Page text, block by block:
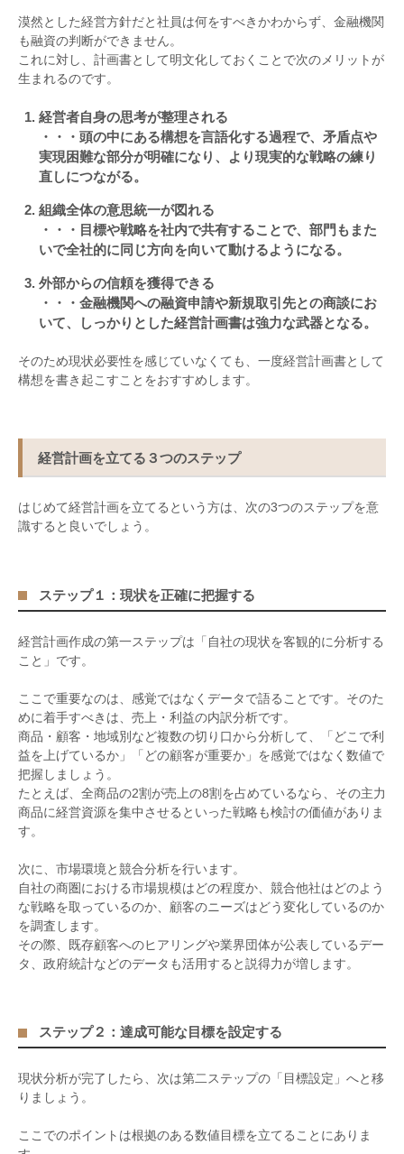
漠然とした経営方針だと社員は何をすべきかわからず、金融機関
も融資の判断ができません。
これに対し、計画書として明文化しておくことで次のメリットが
生まれるのです。
経営者自身の思考が整理される
・・・頭の中にある構想を言語化する過程で、矛盾点や
実現困難な部分が明確になり、より現実的な戦略の練り
直しにつながる。
組織全体の意思統一が図れる
・・・目標や戦略を社内で共有することで、部門もまた
いで全社的に同じ方向を向いて動けるようになる。
外部からの信頼を獲得できる
・・・金融機関への融資申請や新規取引先との商談にお
いて、しっかりとした経営計画書は強力な武器となる。
そのため現状必要性を感じていなくても、一度経営計画書として
構想を書き起こすことをおすすめします。
経営計画を立てる３つのステップ
はじめて経営計画を立てるという方は、次の3つのステップを意
識すると良いでしょう。
ステップ１：現状を正確に把握する
経営計画作成の第一ステップは「自社の現状を客観的に分析する
こと」です。
ここで重要なのは、感覚ではなくデータで語ることです。そのた
めに着手すべきは、売上・利益の内訳分析です。
商品・顧客・地域別など複数の切り口から分析して、「どこで利
益を上げているか」「どの顧客が重要か」を感覚ではなく数値で
把握しましょう。
たとえば、全商品の2割が売上の8割を占めているなら、その主力
商品に経営資源を集中させるといった戦略も検討の価値がありま
す。
次に、市場環境と競合分析を行います。
自社の商圏における市場規模はどの程度か、競合他社はどのよう
な戦略を取っているのか、顧客のニーズはどう変化しているのか
を調査します。
その際、既存顧客へのヒアリングや業界団体が公表しているデー
タ、政府統計などのデータも活用すると説得力が増します。
ステップ２：達成可能な目標を設定する
現状分析が完了したら、次は第二ステップの「目標設定」へと移
りましょう。
ここでのポイントは根拠のある数値目標を立てることにありま